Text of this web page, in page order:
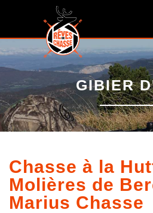
GIBIER
Chasse à la
Molières de
Marius Chasse